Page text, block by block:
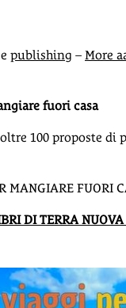
publishing – More
fuori casa
100 proposte
MANGIARE
DI TERRA